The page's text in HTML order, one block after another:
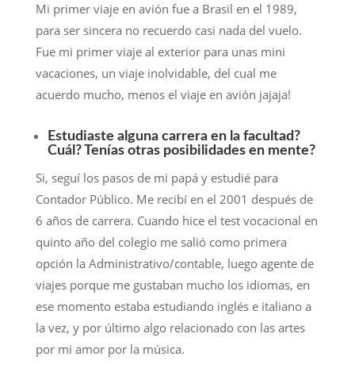
Mi primer viaje en avión fue a Brasil en el 1989,
para ser sincera no recuerdo casi nada del vuelo.
Fue mi primer viaje al exterior para unas mini
vacaciones, un viaje inolvidable, del cual me
acuerdo mucho, menos el viaje en avión jajaja!
Estudiaste alguna carrera en la facultad?
Cuál? Tenías otras posibilidades en mente?
Si, seguí los pasos de mi papá y estudié para
Contador Público. Me recibí en el 2001 después de
6 años de carrera. Cuando hice el test vocacional en
quinto año del colegio me salió como primera
opción la Administrativo/contable, luego agente de
viajes porque me gustaban mucho los idiomas, en
ese momento estaba estudiando inglés e italiano a
la vez, y por último algo relacionado con las artes
por mi amor por la música.